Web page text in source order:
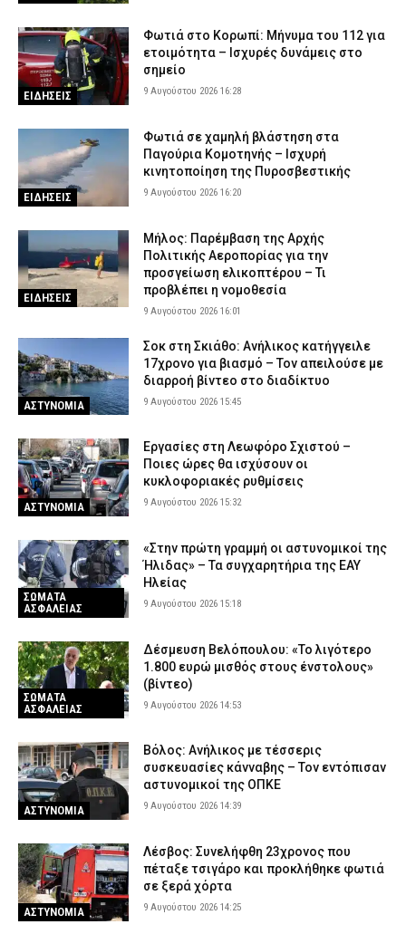
72χρονο και διέφυγε (βίντεο)
ΑΣΤΥΝΟΜΙΑ 9 Αυγούστου 2026 09:24
Ηράκλειο: Συνελήφθησαν δύο άτομα για ναρκωτικά – Βρέθηκαν
400 γραμμάρια κάνναβης, ζυγαριά και χάπια σε σπίτι
ΑΣΤΥΝΟΜΙΑ 9 Αυγούστου 2026 09:10
Συναγερμός: Εξαφανίστηκε 31χρονος στην Έδεσσα
ΑΣΤΥΝΟΜΙΑ 9 Αυγούστου 2026 08:53
Αγρίνιο: Συνελήφθη μεθυσμένος οδηγός – Στο ΙΧ είχε γεμιστήρα
με επτά φυσίγγια
ΑΣΤΥΝΟΜΙΑ 9 Αυγούστου 2026 08:38
ΕΙΔΗΣΕΙΣ
Φωτιά στο Κορωπί: Μήνυμα του 112 για
ετοιμότητα – Ισχυρές δυνάμεις στο
σημείο
9 Αυγούστου 2026 16:28
ΕΙΔΗΣΕΙΣ
Φωτιά σε χαμηλή βλάστηση στα
Παγούρια Κομοτηνής – Ισχυρή
κινητοποίηση της Πυροσβεστικής
9 Αυγούστου 2026 16:20
ΕΙΔΗΣΕΙΣ
Μήλος: Παρέμβαση της Αρχής
Πολιτικής Αεροπορίας για την
προσγείωση ελικοπτέρου – Τι
προβλέπει η νομοθεσία
9 Αυγούστου 2026 16:01
ΑΣΤΥΝΟΜΙΑ
Σοκ στη Σκιάθο: Ανήλικος κατήγγειλε
17χρονο για βιασμό – Τον απειλούσε με
διαρροή βίντεο στο διαδίκτυο
9 Αυγούστου 2026 15:45
ΑΣΤΥΝΟΜΙΑ
Εργασίες στη Λεωφόρο Σχιστού –
Ποιες ώρες θα ισχύσουν οι
κυκλοφοριακές ρυθμίσεις
9 Αυγούστου 2026 15:32
ΣΩΜΑΤΑ
ΑΣΦΑΛΕΙΑΣ
«Στην πρώτη γραμμή οι αστυνομικοί της
Ήλιδας» – Τα συγχαρητήρια της ΕΑΥ
Ηλείας
9 Αυγούστου 2026 15:18
ΣΩΜΑΤΑ
ΑΣΦΑΛΕΙΑΣ
Δέσμευση Βελόπουλου: «Το λιγότερο
1.800 ευρώ μισθός στους ένστολους»
(βίντεο)
9 Αυγούστου 2026 14:53
ΑΣΤΥΝΟΜΙΑ
Βόλος: Ανήλικος με τέσσερις
συσκευασίες κάνναβης – Τον εντόπισαν
αστυνομικοί της ΟΠΚΕ
9 Αυγούστου 2026 14:39
ΑΣΤΥΝΟΜΙΑ
Λέσβος: Συνελήφθη 23χρονος που
πέταξε τσιγάρο και προκλήθηκε φωτιά
σε ξερά χόρτα
9 Αυγούστου 2026 14:25